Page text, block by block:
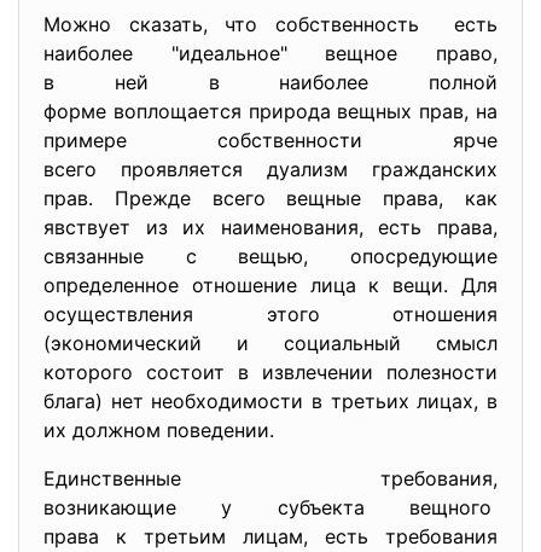
Можно сказать, что собственность есть
наиболее "идеальное" вещное право,
в ней в наиболее полной
форме воплощается природа вещных прав, на
примере собственности ярче
всего проявляется дуализм гражданских
прав. Прежде всего вещные права, как
явствует из их наименования, есть права,
связанные с вещью, опосредующие
определенное отношение лица к вещи. Для
осуществления этого отношения
(экономический и социальный смысл
которого состоит в извлечении полезности
блага) нет необходимости в третьих лицах, в
их должном поведении.
Единственные требования,
возникающие у субъекта вещного
права к третьим лицам, есть требования